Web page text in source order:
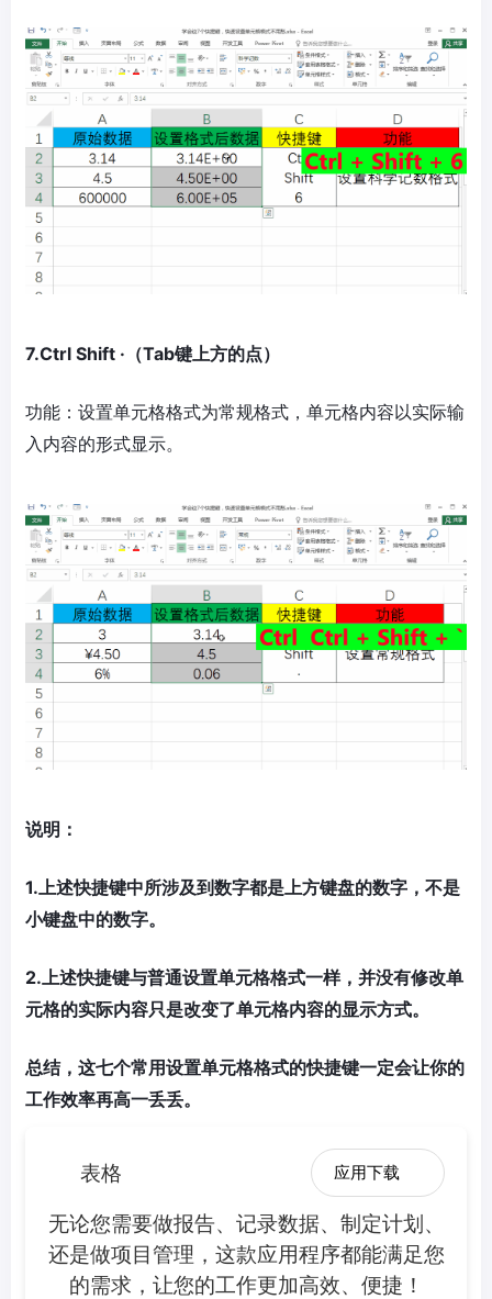
7.Ctrl Shift ·（Tab键上方的点）
功能：设置单元格格式为常规格式，单元格内容以实际输
入内容的形式显示。
说明：
1.上述快捷键中所涉及到数字都是上方键盘的数字，不是
小键盘中的数字。
2.上述快捷键与普通设置单元格格式一样，并没有修改单
元格的实际内容只是改变了单元格内容的显示方式。
总结，这七个常用设置单元格格式的快捷键一定会让你的
工作效率再高一丢丢。
表格 应用下载
无论您需要做报告、记录数据、制定计划、
还是做项目管理，这款应用程序都能满足您
的需求，让您的工作更加高效、便捷！